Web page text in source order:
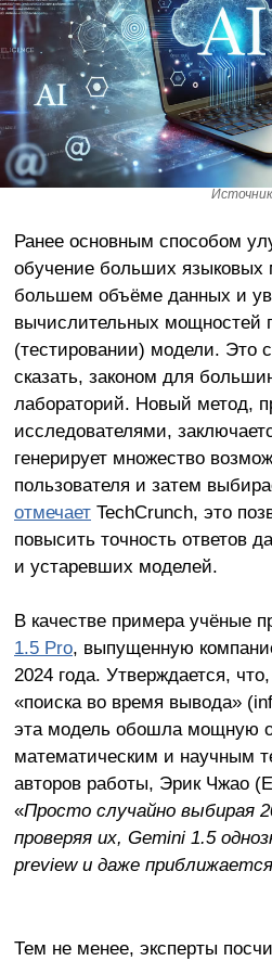
Ранее основным способом
обучение больших языковых
большем объёме данных и
вычислительных мощностей
(тестировании) модели. Это
сказать, законом для
лабораторий. Новый метод,
исследователями,
генерирует множество
пользователя и затем
отмечаетTechCrunch, это
повысить точность ответов
и устаревших моделей.
В качестве примера учёные
1.5 Pro, выпущенную
2024 года. Утверждается,
«поиска во время вывода»
эта модель обошла мощную
математическим и научным
авторов работы, Эрик Чжао
«Просто случайно выбирая
проверяя их, Gemini 1.5
preview и даже
Тем не менее, эксперты